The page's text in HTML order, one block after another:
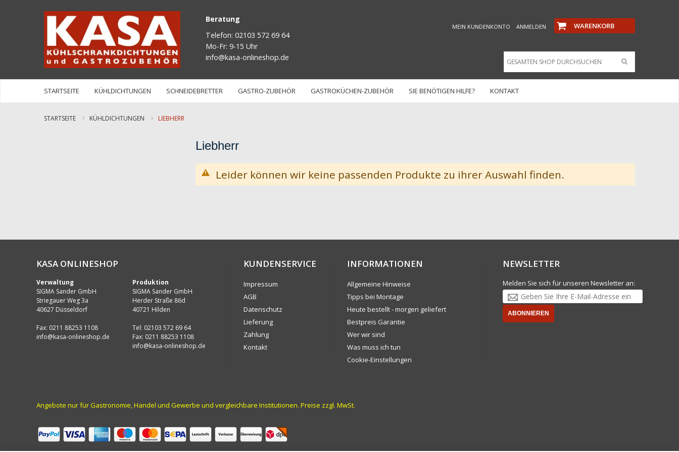
Beratung
Telefon: 02103 572 69 64
Mo-Fr: 9-15 Uhr
info@kasa-onlineshop.de
WARENKORB
MEIN KUNDENKONTO ANMELDEN
STARTSEITE KÜHLDICHTUNGEN SCHNEIDEBRETTER GASTRO-ZUBEHÖR GASTROKÜCHEN-ZUBEHÖR SIE BENÖTIGEN HILFE? KONTAKT
STARTSEITE KÜHLDICHTUNGEN LIEBHERR
Liebherr
Leider können wir keine passenden Produkte zu ihrer Auswahl finden.
KASA ONLINESHOP
Verwaltung
SIGMA Sander GmbH
Striegauer Weg 3a
40627 Düsseldorf
Fax: 0211 88253 1108
info@kasa-onlineshop.de
Produktion
SIGMA Sander GmbH
Herder Straße 86d
40721 Hilden
Tel: 02103 572 69 64
Fax: 0211 88253 1108
info@kasa-onlineshop.de
KUNDENSERVICE
Impressum
AGB
Datenschutz
Lieferung
Zahlung
Kontakt
INFORMATIONEN
Allgemeine Hinweise
Tipps bei Montage
Heute bestellt - morgen geliefert
Bestpreis Garantie
Wer wir sind
Was muss ich tun
Cookie-Einstellungen
NEWSLETTER
Melden Sie sich für unseren Newsletter an:
ABONNIEREN
Angebote nur für Gastronomie, Handel und Gewerbe und vergleichbare Institutionen. Preise zzgl. MwSt.